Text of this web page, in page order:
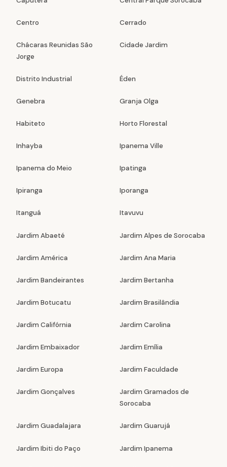
Centro Cerrado
Chácaras Reunidas São
Jorge
Cidade Jardim
Distrito Industrial Éden
Genebra Granja Olga
Habiteto Horto Florestal
Inhayba Ipanema Ville
Ipanema do Meio Ipatinga
Ipiranga Iporanga
Itanguá Itavuvu
Jardim Abaeté Jardim Alpes de Sorocaba
Jardim América Jardim Ana Maria
Jardim Bandeirantes Jardim Bertanha
Jardim Botucatu Jardim Brasilândia
Jardim Califórnia Jardim Carolina
Jardim Embaixador Jardim Emília
Jardim Europa Jardim Faculdade
Jardim Gonçalves
Jardim Gramados de
Sorocaba
Jardim Guadalajara Jardim Guarujá
Jardim Ibiti do Paço Jardim Ipanema